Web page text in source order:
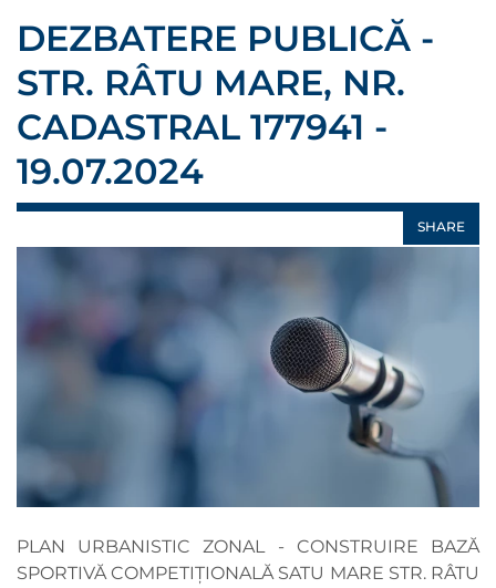
DEZBATERE PUBLICĂ -
STR. RÂTU MARE, NR.
CADASTRAL 177941 -
19.07.2024
SHARE
PLAN URBANISTIC ZONAL - CONSTRUIRE BAZĂ
SPORTIVĂ COMPETIȚIONALĂ SATU MARE STR. RÂTU